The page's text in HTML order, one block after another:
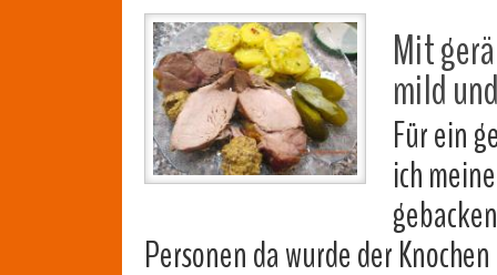
Mit
mild
Für ein
ich
Personen da wurde der